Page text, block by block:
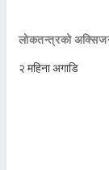
लोकतन्त्रको
२ महिना अगाडि